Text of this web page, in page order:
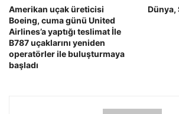
Amerikan uçak üreticisi
Boeing, cuma günü United
Airlines’a yaptığı teslimat İle
B787 uçaklarını yeniden
operatörler ile buluşturmaya
başladı
Dünya,